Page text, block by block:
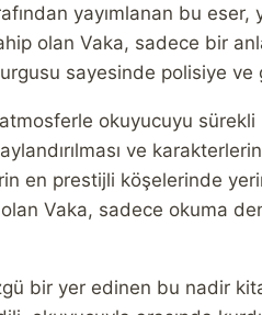
yayımlanan bu
olan Vaka, sadece bir
sayesinde polisiye
okuyucuyu
ve
en prestijli köşelerinde
Vaka, sadece okuma
bir yer edinen bu nadir